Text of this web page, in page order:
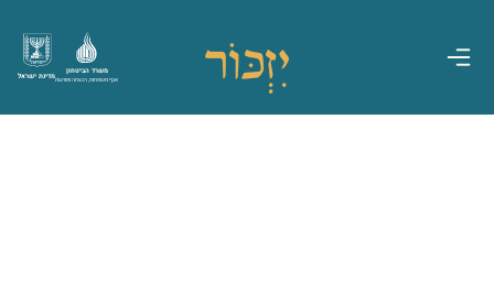
מדינת ישראל
משרד הביטחון
אגף משפחות, הנצחה ומורשת